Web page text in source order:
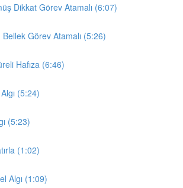
Dikkat Görev Atamalı (6:07)
Görev Atamalı (5:26)
Hafıza (6:46)
(5:24)
(5:23)
(1:02)
Algı (1:09)